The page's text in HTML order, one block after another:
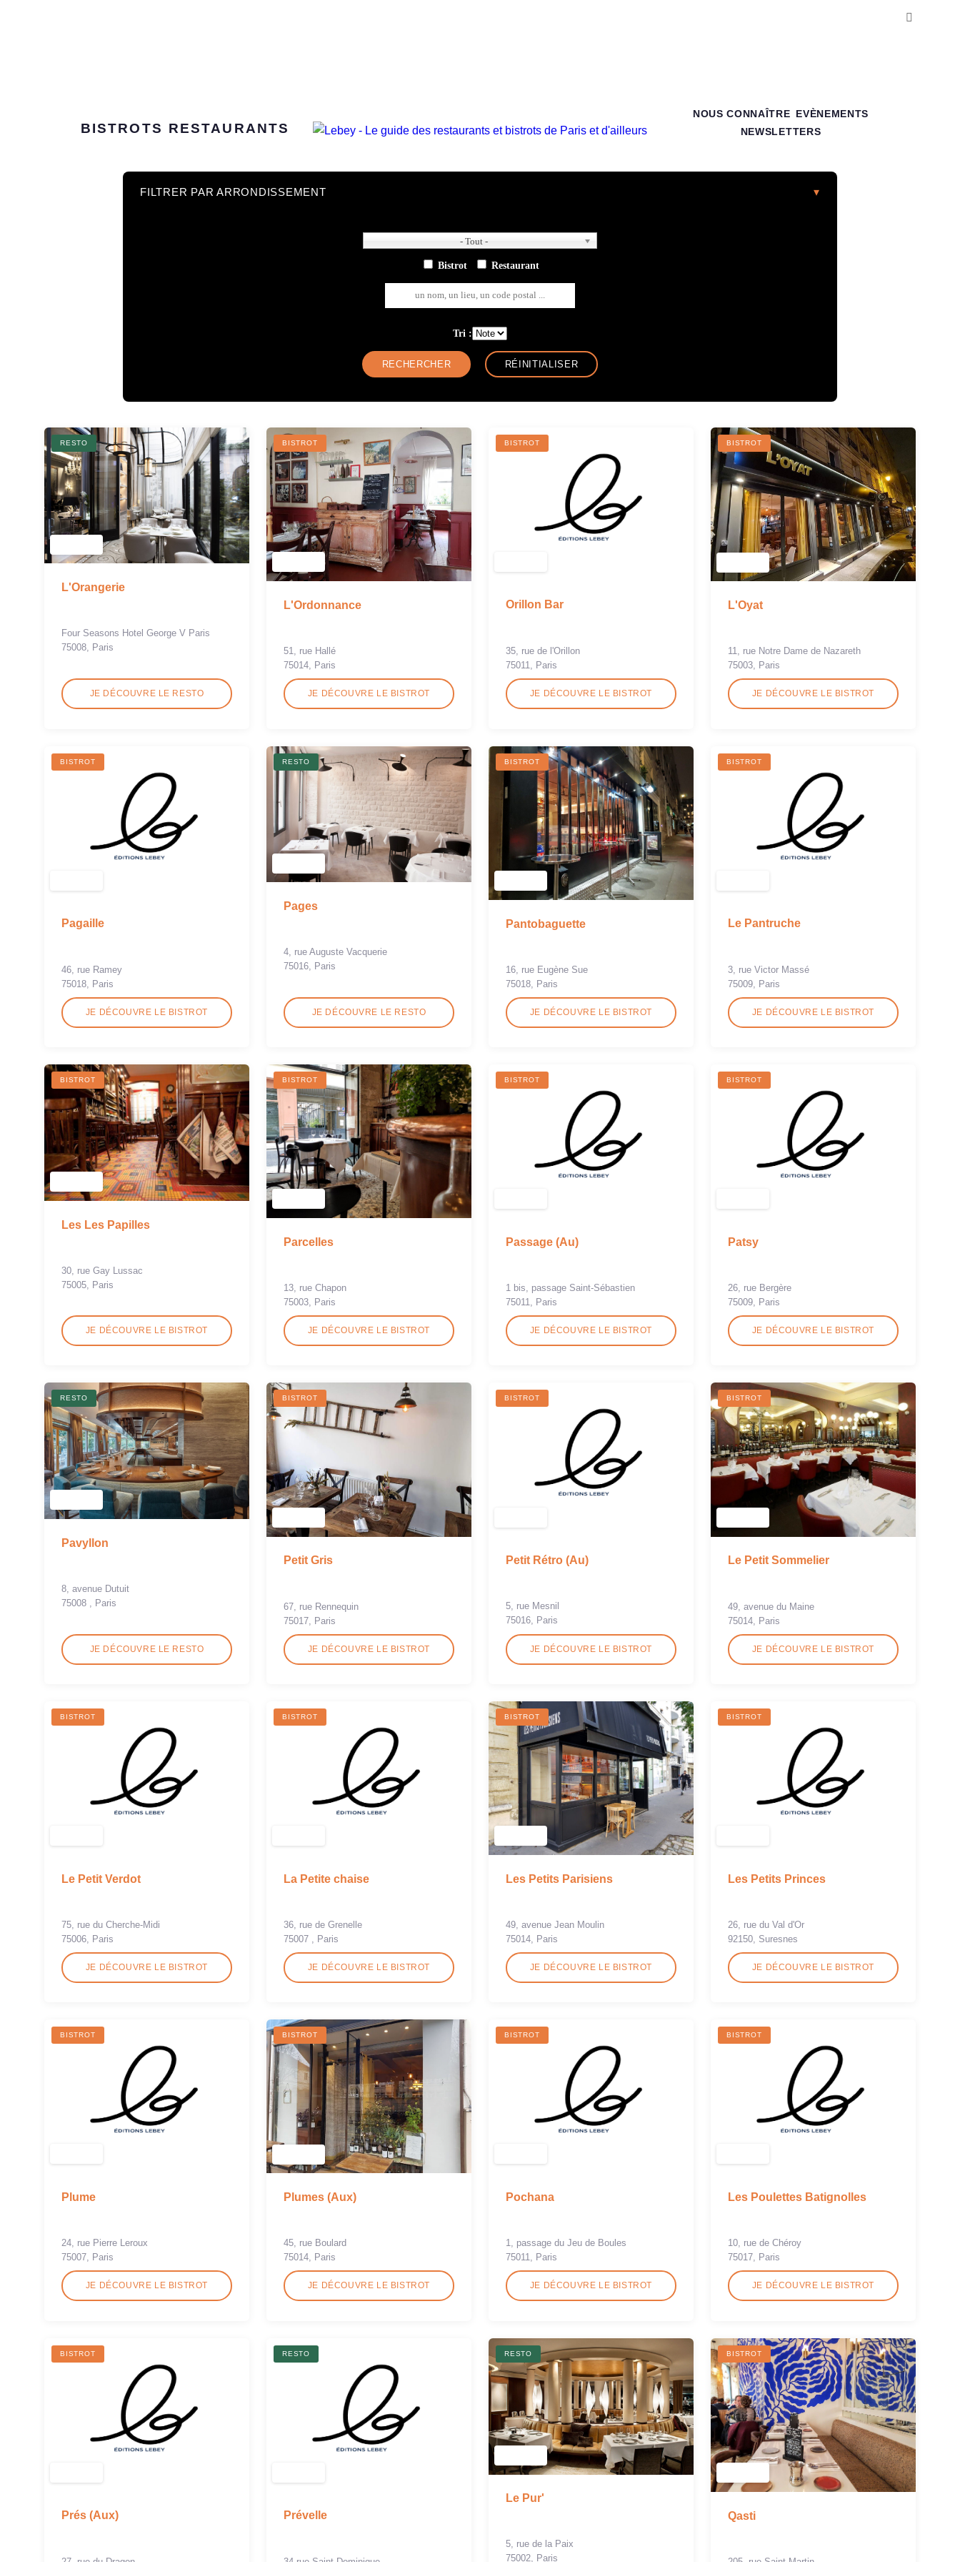
BISTROTS RESTAURANTS
NOUS CONNAÎTRE
EVÈNEMENTS
NEWSLETTERS
FILTRER PAR ARRONDISSEMENT
- Tout -
- Tout -
Bistrot Restaurant
un nom, un lieu, un code postal ...
Tri :
RESTO
L'Orangerie
Four Seasons Hotel George V Paris
75008, Paris
JE DÉCOUVRE LE RESTO
BISTROT
L'Ordonnance
51, rue Hallé
75014, Paris
JE DÉCOUVRE LE BISTROT
BISTROT
Orillon Bar
35, rue de l'Orillon
75011, Paris
JE DÉCOUVRE LE BISTROT
BISTROT
L'Oyat
11, rue Notre Dame de Nazareth
75003, Paris
JE DÉCOUVRE LE BISTROT
BISTROT
Pagaille
46, rue Ramey
75018, Paris
JE DÉCOUVRE LE BISTROT
RESTO
Pages
4, rue Auguste Vacquerie
75016, Paris
JE DÉCOUVRE LE RESTO
BISTROT
Pantobaguette
16, rue Eugène Sue
75018, Paris
JE DÉCOUVRE LE BISTROT
BISTROT
Le Pantruche
3, rue Victor Massé
75009, Paris
JE DÉCOUVRE LE BISTROT
BISTROT
Les Les Papilles
30, rue Gay Lussac
75005, Paris
JE DÉCOUVRE LE BISTROT
BISTROT
Parcelles
13, rue Chapon
75003, Paris
JE DÉCOUVRE LE BISTROT
BISTROT
Passage (Au)
1 bis, passage Saint-Sébastien
75011, Paris
JE DÉCOUVRE LE BISTROT
BISTROT
Patsy
26, rue Bergère
75009, Paris
JE DÉCOUVRE LE BISTROT
RESTO
Pavyllon
8, avenue Dutuit
75008 , Paris
JE DÉCOUVRE LE RESTO
BISTROT
Petit Gris
67, rue Rennequin
75017, Paris
JE DÉCOUVRE LE BISTROT
BISTROT
Petit Rétro (Au)
5, rue Mesnil
75016, Paris
JE DÉCOUVRE LE BISTROT
BISTROT
Le Petit Sommelier
49, avenue du Maine
75014, Paris
JE DÉCOUVRE LE BISTROT
BISTROT
Le Petit Verdot
75, rue du Cherche-Midi
75006, Paris
JE DÉCOUVRE LE BISTROT
BISTROT
La Petite chaise
36, rue de Grenelle
75007 , Paris
JE DÉCOUVRE LE BISTROT
BISTROT
Les Petits Parisiens
49, avenue Jean Moulin
75014, Paris
JE DÉCOUVRE LE BISTROT
BISTROT
Les Petits Princes
26, rue du Val d'Or
92150, Suresnes
JE DÉCOUVRE LE BISTROT
BISTROT
Plume
24, rue Pierre Leroux
75007, Paris
JE DÉCOUVRE LE BISTROT
BISTROT
Plumes (Aux)
45, rue Boulard
75014, Paris
JE DÉCOUVRE LE BISTROT
BISTROT
Pochana
1, passage du Jeu de Boules
75011, Paris
JE DÉCOUVRE LE BISTROT
BISTROT
Les Poulettes Batignolles
10, rue de Chéroy
75017, Paris
JE DÉCOUVRE LE BISTROT
BISTROT
Prés (Aux)
RESTO
Prévelle
RESTO
Le Pur'
5, rue de la Paix
75002, Paris
BISTROT
Qasti